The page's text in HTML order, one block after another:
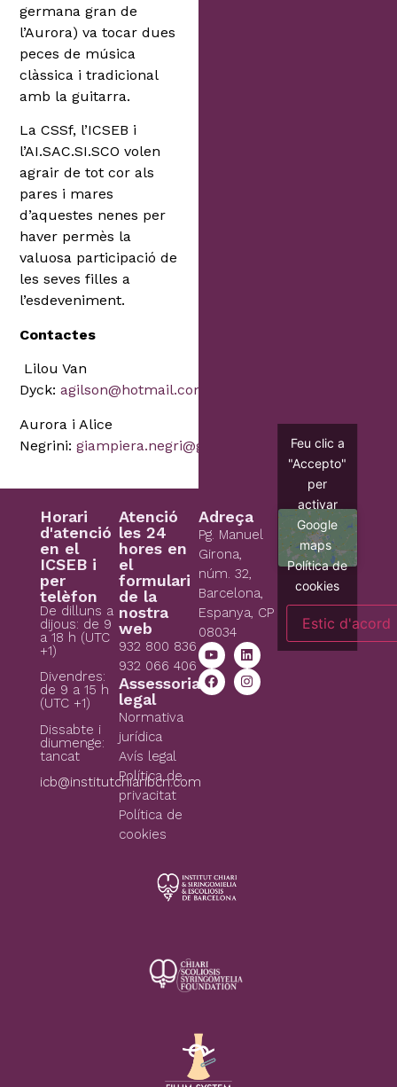
germana gran de
l’Aurora) va tocar dues
peces de música
clàssica i tradicional
amb la guitarra.
La CSSf, l’ICSEB i
l’AI.SAC.SI.SCO volen
agrair de tot cor als
pares i mares
d’aquestes nenes per
haver permès la
valuosa participació de
les seves filles a
l’esdeveniment.
Contactes
Lilou Van
Dyck:agilson@hotmail.com
Aurora i Alice
Negrini:giampiera.negri@gmail.com
Horari
d'atenció
en el
ICSEB i
per
telèfon
De dilluns a
dijous: de 9
a 18 h (UTC
+1)
Divendres:
de 9 a 15 h
(UTC +1)
Dissabte i
diumenge:
tancat
icb@institutchiaribcn.com
Atenció
les 24
hores en
el
formulari
de la
nostra
web
932 800 836
932 066 406
Assessoria
legal
Normativa
jurídica
Avís legal
Política de
privacitat
Política de
cookies
Adreça
Pg. Manuel
Girona,
núm. 32,
Barcelona,
Espanya, CP
08034
Feu clic a
"Accepto"
per
activar
Google
maps
Política de
cookies
Estic d'acord